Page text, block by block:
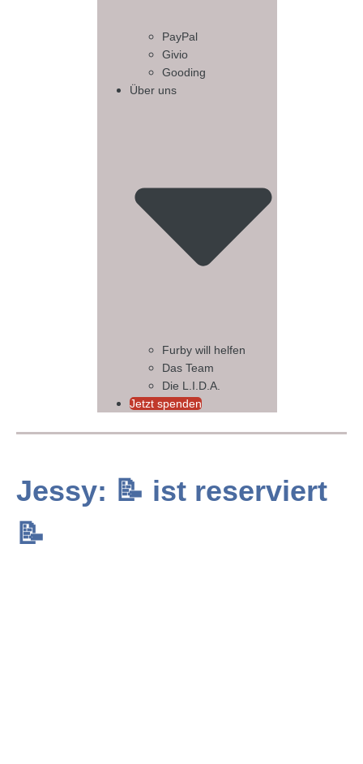
PayPal
Givio
Gooding
Über uns
Furby will helfen
Das Team
Die L.I.D.A.
Jetzt spenden
Jessy: 📝 ist reserviert
📝